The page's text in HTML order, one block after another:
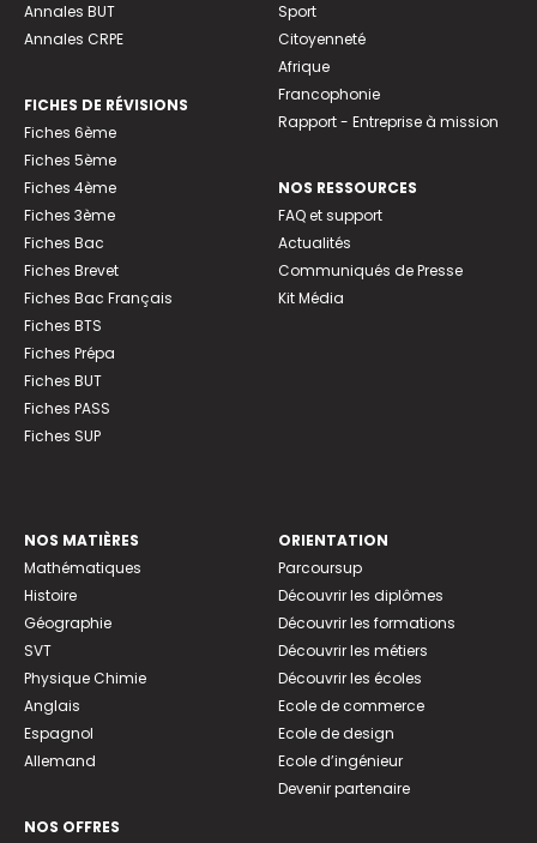
Annales BUT
Annales CRPE
FICHES DE RÉVISIONS
Fiches 6ème
Fiches 5ème
Fiches 4ème
Fiches 3ème
Fiches Bac
Fiches Brevet
Fiches Bac Français
Fiches BTS
Fiches Prépa
Fiches BUT
Fiches PASS
Fiches SUP
Sport
Citoyenneté
Afrique
Francophonie
Rapport - Entreprise à mission
NOS RESSOURCES
FAQ et support
Actualités
Communiqués de Presse
Kit Média
NOS MATIÈRES
Mathématiques
Histoire
Géographie
SVT
Physique Chimie
Anglais
Espagnol
Allemand
NOS OFFRES
ORIENTATION
Parcoursup
Découvrir les diplômes
Découvrir les formations
Découvrir les métiers
Découvrir les écoles
Ecole de commerce
Ecole de design
Ecole d’ingénieur
Devenir partenaire